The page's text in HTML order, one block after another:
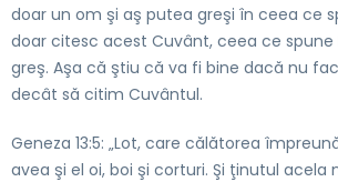
doar un om şi aş putea greşi în ceea ce
doar citesc acest Cuvânt, ceea ce spune
greş. Aşa că ştiu că va fi bine dacă nu
decât să citim Cuvântul.
Geneza 13:5: „Lot, care călătorea
avea şi el oi, boi şi corturi. Şi ţinutul acela